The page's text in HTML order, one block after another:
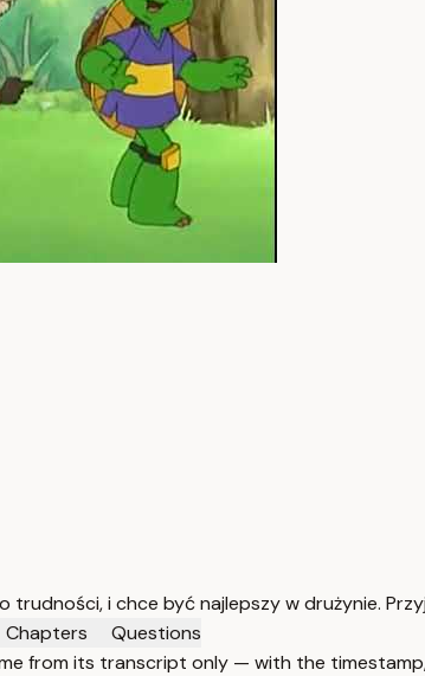
trudności, i chce być najlepszy w drużynie.
Chapters
Questions
from its transcript only — with the